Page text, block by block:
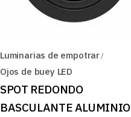
Luminarias de empotrar
Ojos de buey LED
SPOT REDONDO
BASCULANTE ALUMINIO